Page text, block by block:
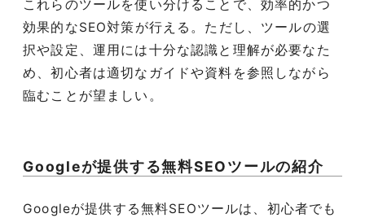
これらのツールを使い分けることで、効率的かつ
効果的なSEO対策が行える。ただし、ツールの選
択や設定、運用には十分な認識と理解が必要なた
め、初心者は適切なガイドや資料を参照しながら
臨むことが望ましい。
Googleが提供する無料SEOツールの紹介
Googleが提供する無料SEOツールは、初心者でも